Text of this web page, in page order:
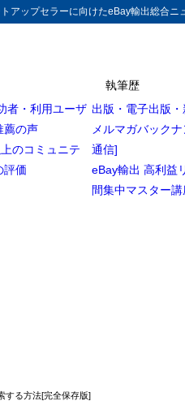
ップセラーに向けたeBay輸出総合ニ
者・利用ユーザ
薦の声
のコミュニテ
評価
執筆歴
出版・電子出版・
メルマガバック
通信]
eBay輸出 高利益
間集中マスター講
する方法[完全保存版]
！ワンクリックで仕入れ先